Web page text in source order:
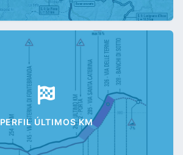
PERFIL ÚLTIMOS KM